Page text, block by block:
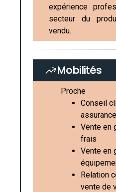
expérience
secteur du
vendu.
Mobilités
Proche
Conseil
Vente en
frais
Vente en
Relation
vente de